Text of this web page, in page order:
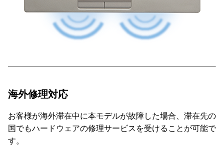
海外修理対応
お客様が海外滞在中に本モデルが故障した場合、滞在先の
国でもハードウェアの修理サービスを受けることが可能で
す。